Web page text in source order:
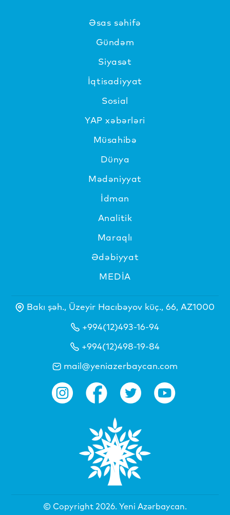
Əsas səhifə
Gündəm
Siyasət
İqtisadiyyat
Sosial
YAP xəbərləri
Müsahibə
Dünya
Mədəniyyat
İdman
Analitik
Maraqlı
Ədəbiyyat
MEDİA
Bakı şəh., Üzeyir Hacıbəyov küç., 66, AZ1000
+994(12)493-16-94
+994(12)498-19-84
mail@yeniazerbaycan.com
© Copyright 2026. Yeni Azərbaycan.